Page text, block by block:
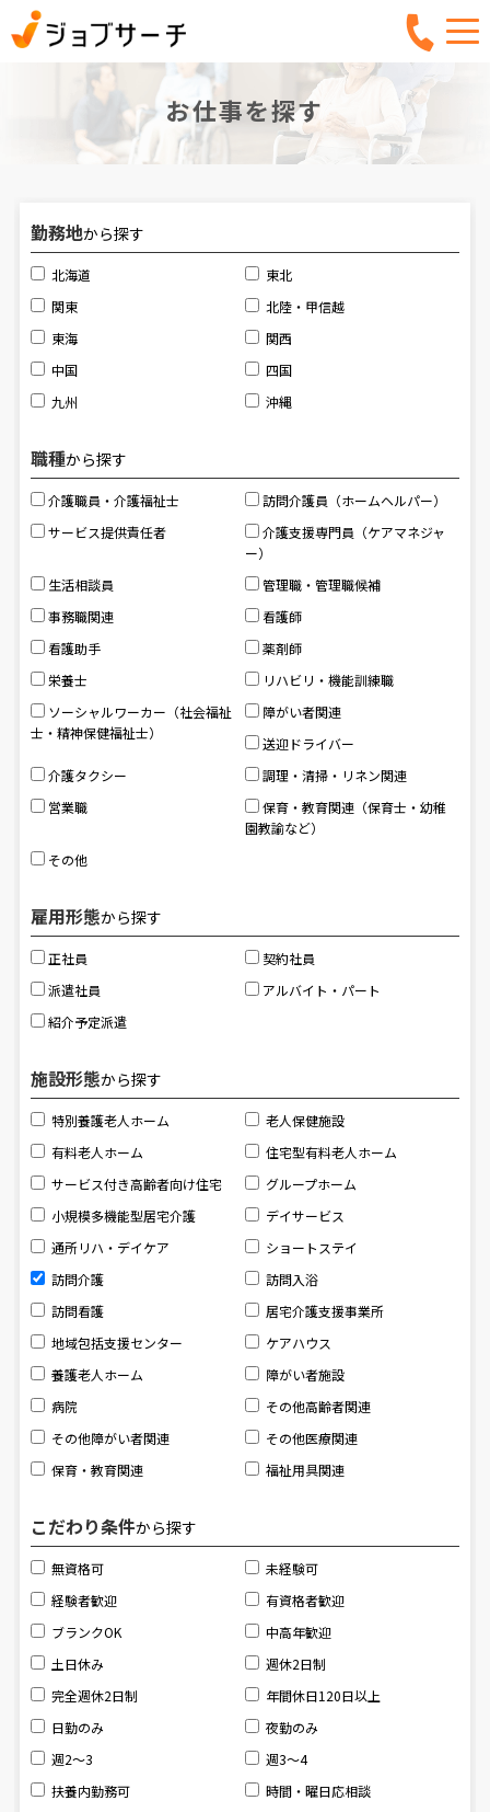
お仕事を探す
勤務地から探す
北海道
東北
関東
北陸・甲信越
東海
関西
中国
四国
九州
沖縄
職種から探す
介護職員・介護福祉士
訪問介護員（ホームヘルパー）
サービス提供責任者
介護支援専門員（ケアマネジャ
ー）
⽣活相談員
管理職・管理職候補
事務職関連
看護師
看護助手
薬剤師
栄養士
リハビリ・機能訓練職
ソーシャルワーカー （社会福祉
士・精神保健福祉士）
障がい者関連
送迎ドライバー
介護タクシー
調理・清掃・リネン関連
営業職
保育・教育関連（保育士・幼稚
園教諭など）
その他
雇用形態から探す
正社員
契約社員
派遣社員
アルバイト・パート
紹介予定派遣
施設形態から探す
特別養護老人ホーム
老人保健施設
有料老人ホーム
住宅型有料老人ホーム
サービス付き高齢者向け住宅
グループホーム
小規模多機能型居宅介護
デイサービス
通所リハ・デイケア
ショートステイ
訪問介護
訪問入浴
訪問看護
居宅介護支援事業所
地域包括支援センター
ケアハウス
養護老人ホーム
障がい者施設
病院
その他高齢者関連
その他障がい者関連
その他医療関連
保育・教育関連
福祉用具関連
こだわり条件から探す
無資格可
未経験可
経験者歓迎
有資格者歓迎
ブランクOK
中高年歓迎
土日休み
週休2日制
完全週休2日制
年間休日120日以上
日勤のみ
夜勤のみ
週2～3
週3～4
扶養内勤務可
時間・曜日応相談